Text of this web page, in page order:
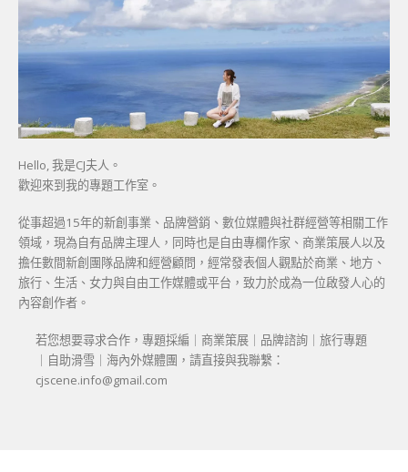
Hello, 我是CJ夫人。
歡迎來到我的專題工作室。
從事超過15年的新創事業、品牌營銷、數位媒體與社群經營等相關工作
領域，現為自有品牌主理人，同時也是自由專欄作家、商業策展人以及
擔任數間新創團隊品牌和經營顧問，經常發表個人觀點於商業、地方、
旅行、生活、女力與自由工作媒體或平台，致力於成為一位啟發人心的
內容創作者。
若您想要尋求合作，專題採編｜商業策展｜品牌諮詢｜旅行專題
｜自助滑雪｜海內外媒體團，請直接與我聯繫：
cjscene.info@gmail.com